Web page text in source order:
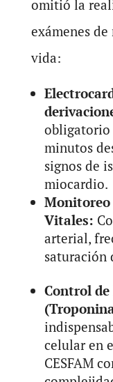
omitió la
exámenes
vida:
obligatorio
minutos
signos de
miocardio.
Monitoreo
Vitales:
arterial,
saturación
Control de
celular en
CESFAM